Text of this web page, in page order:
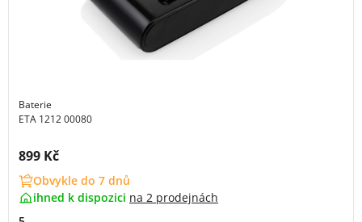
Baterie
ETA 1212 00080
Cena s DPH:
899 Kč
Obvykle do 7 dnů
ihned k dispozici na 2 prodejnách